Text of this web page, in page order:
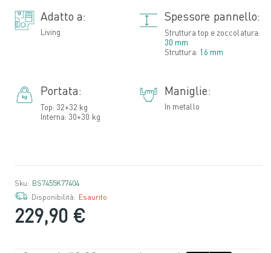
Adatto a:
Living
Spessore pannello:
Struttura top e zoccolatura:
30 mm
Struttura: 16 mm
Portata:
Top: 32+32 kg
Interna: 30+30 kg
Maniglie:
In metallo
Sku: BS7455K77404
Disponibilità: Esaurito
229,90 €